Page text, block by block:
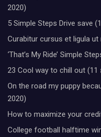
2020)
5 Simple Steps Drive save
Curabitur cursus et ligula
‘That’s My Ride’ Simple
23 Cool way to chill out
On the road my puppy
2020)
How to maximize your
College football halftime